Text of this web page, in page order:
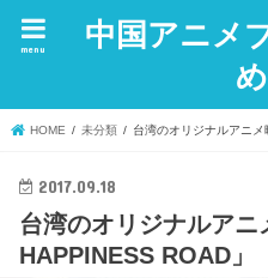
中国アニメ
menu
HOME 未分類 台湾のオリジナルアニ
2017.09.18
台湾のオリジナルア
HAPPINESS ROAD」